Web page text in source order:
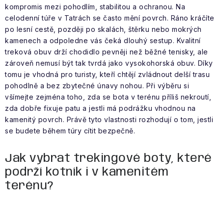
kompromis mezi pohodlím, stabilitou a ochranou. Na
celodenní túře v Tatrách se často mění povrch. Ráno kráčíte
po lesní cestě, později po skalách, štěrku nebo mokrých
kamenech a odpoledne vás čeká dlouhý sestup. Kvalitní
treková obuv drží chodidlo pevněji než běžné tenisky, ale
zároveň nemusí být tak tvrdá jako vysokohorská obuv. Díky
tomu je vhodná pro turisty, kteří chtějí zvládnout delší trasu
pohodlně a bez zbytečné únavy nohou. Při výběru si
všímejte zejména toho, zda se bota v terénu příliš nekroutí,
zda dobře fixuje patu a jestli má podrážku vhodnou na
kamenitý povrch. Právě tyto vlastnosti rozhodují o tom, jestli
se budete během túry cítit bezpečně.
Jak vybrat trekingové boty, které
podrží kotník i v kamenitém
terénu?